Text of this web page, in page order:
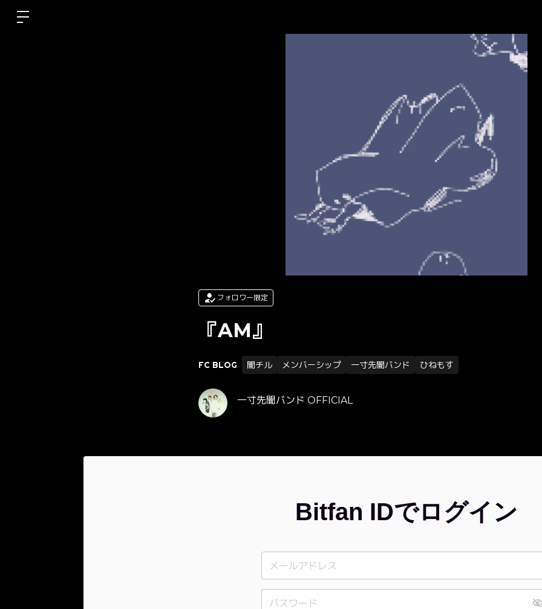
フォロワー限定
『AM』
FC BLOG 闇チル メンバーシップ 一寸先闇バンド ひねもす
一寸先闇バンド OFFICIAL
Bitfan IDでログイン